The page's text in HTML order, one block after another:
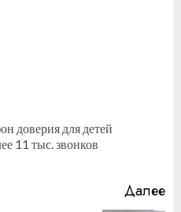
доверия для детей
11 тыс. звонков
Далее